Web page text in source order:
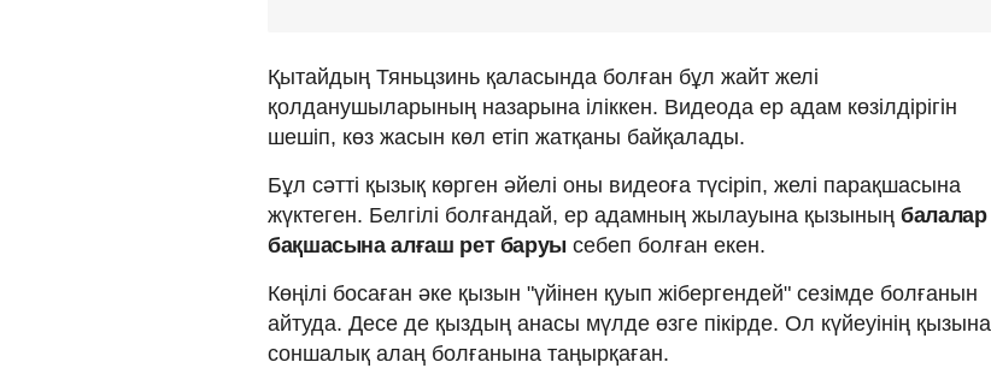
Қытайдың Тяньцзинь қаласында болған бұл жайт желі
қолданушыларының назарына іліккен. Видеода ер адам көзілдірігін
шешіп, көз жасын көл етіп жатқаны байқалады.
Бұл сәтті қызық көрген әйелі оны видеоға түсіріп, желі парақшасына
жүктеген. Белгілі болғандай, ер адамның жылауына қызының балалар
бақшасына алғаш рет баруы себеп болған екен.
Көңілі босаған әке қызын "үйінен қуып жібергендей" сезімде болғанын
айтуда. Десе де қыздың анасы мүлде өзге пікірде. Ол күйеуінің қызына
соншалық алаң болғанына таңырқаған.